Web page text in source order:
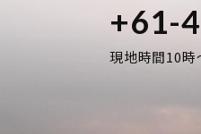
+61-
現地時間10